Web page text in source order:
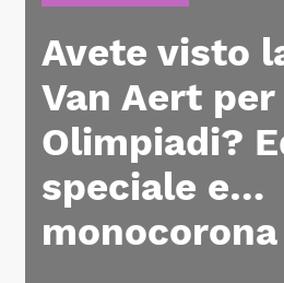
Avete visto
Van Aert per
Olimpiadi?
speciale e…
monocorona